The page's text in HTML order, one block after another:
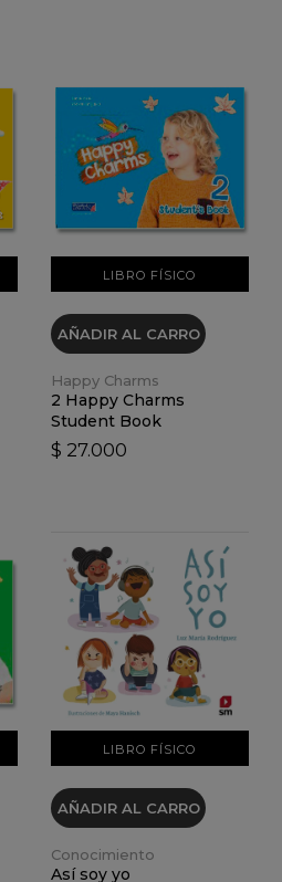
LIBRO FÍSICO
VER DETALLES
AÑADIR AL CARRO
Happy Charms
2 Happy Charms
Student Book
$ 27.000
LIBRO FÍSICO
VER DETALLES
AÑADIR AL CARRO
Conocimiento
Así soy yo